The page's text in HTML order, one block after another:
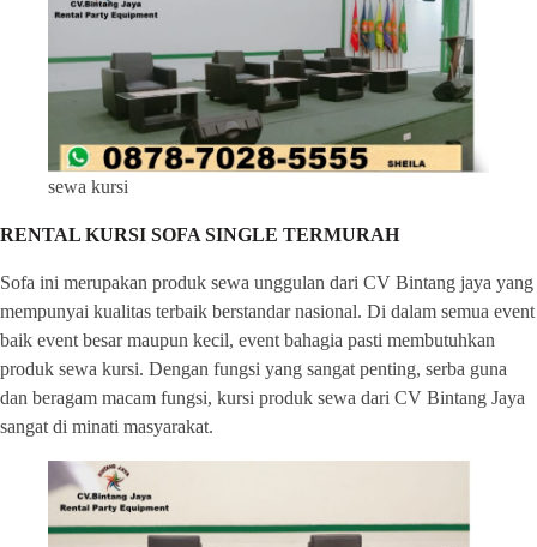
sewa kursi
RENTAL KURSI SOFA SINGLE TERMURAH
Sofa ini merupakan produk sewa unggulan dari CV Bintang jaya yang
mempunyai kualitas terbaik berstandar nasional. Di dalam semua event
baik event besar maupun kecil, event bahagia pasti membutuhkan
produk sewa kursi. Dengan fungsi yang sangat penting, serba guna
dan beragam macam fungsi, kursi produk sewa dari CV Bintang Jaya
sangat di minati masyarakat.